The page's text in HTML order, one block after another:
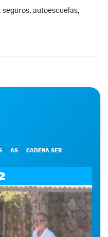
autoescuelas,
AS CADENA SER